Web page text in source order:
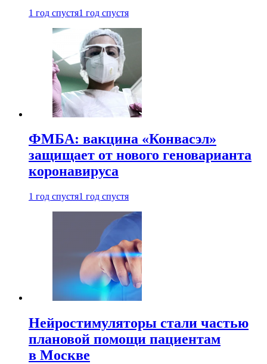
1 год спустя1 год спустя
ФМБА: вакцина «Конвасэл»
защищает от нового геноварианта
коронавируса
1 год спустя1 год спустя
Нейростимуляторы стали частью
плановой помощи пациентам
в Москве